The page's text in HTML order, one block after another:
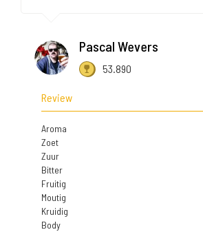
Pascal Wevers
53.890
Review
Aroma
Zoet
Zuur
Bitter
Fruitig
Moutig
Kruidig
Body